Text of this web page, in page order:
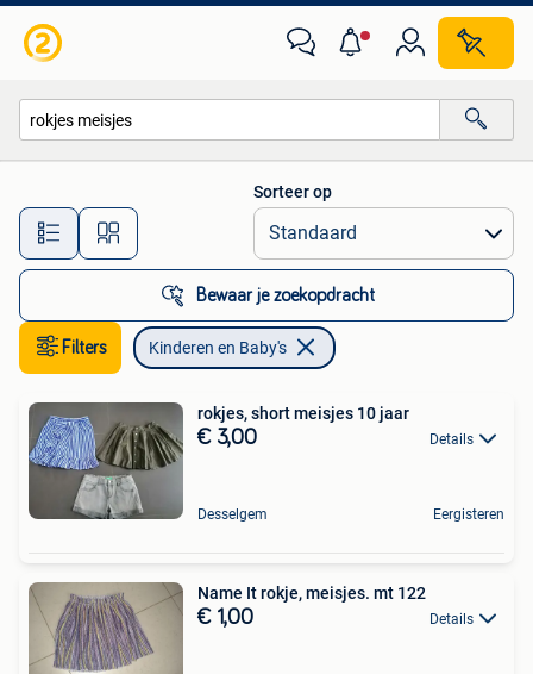
Alle afstanden…
Sorteer op
Bewaar je zoekopdracht
Filters Kinderen en Baby's
rokjes, short meisjes 10 jaar
€ 3,00 Details
Desselgem Eergisteren
Name It rokje, meisjes. mt 122
€ 1,00 Details